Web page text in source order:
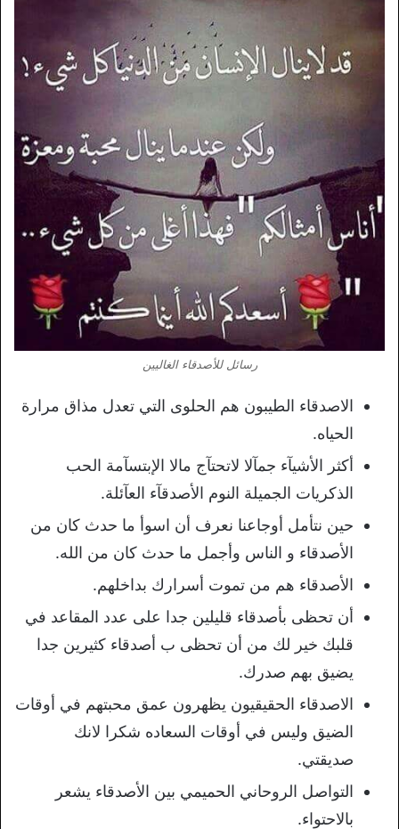
رسائل للأصدقاء الغاليين
الاصدقاء الطيبون هم الحلوى التي تعدل مذاق مرارة
الحياه.
أكثر الأشيآء جمآلا لاتحتآج مالا الإبتسآمة الحب
الذكريات الجميلة النوم الأصدقآء العآئلة.
حين نتأمل أوجاعنا نعرف أن اسوأ ما حدث كان من
الأصدقاء و الناس وأجمل ما حدث كان من الله.
الأصدقاء هم من تموت أسرارك بداخلهم.
أن تحظى بأصدقاء قليلين جدا على عدد المقاعد في
قلبك خير لك من أن تحظى ب أصدقاء كثيرين جدا
يضيق بهم صدرك.
الاصدقاء الحقيقيون يظهرون عمق محبتهم في أوقات
الضيق وليس في أوقات السعاده شكرا لانك
صديقتي.
التواصل الروحاني الحميمي بين الأصدقاء يشعر
بالاحتواء.